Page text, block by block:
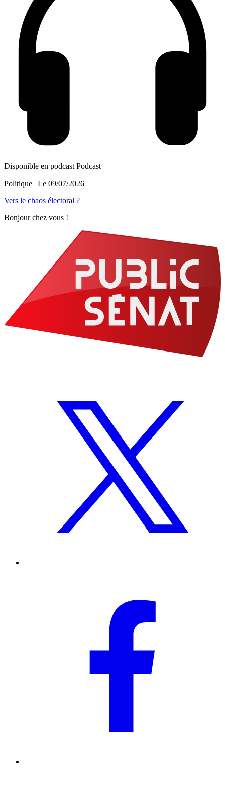
Disponible en podcast Podcast
Politique | Le 09/07/2026
Vers le chaos électoral ?
Bonjour chez vous !